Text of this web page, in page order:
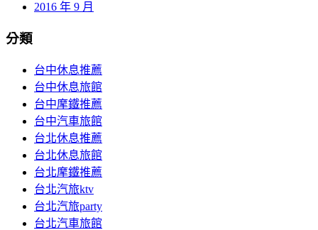
2016 年 9 月
分類
台中休息推薦
台中休息旅館
台中摩鐵推薦
台中汽車旅館
台北休息推薦
台北休息旅館
台北摩鐵推薦
台北汽旅ktv
台北汽旅party
台北汽車旅館